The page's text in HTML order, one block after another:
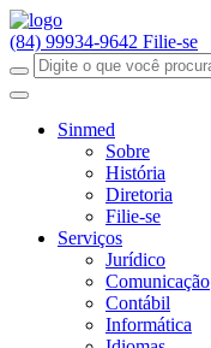
(84) 99934-9642 Filie-se
Sinmed
Sobre
História
Diretoria
Filie-se
Serviços
Jurídico
Comunicação
Contábil
Informática